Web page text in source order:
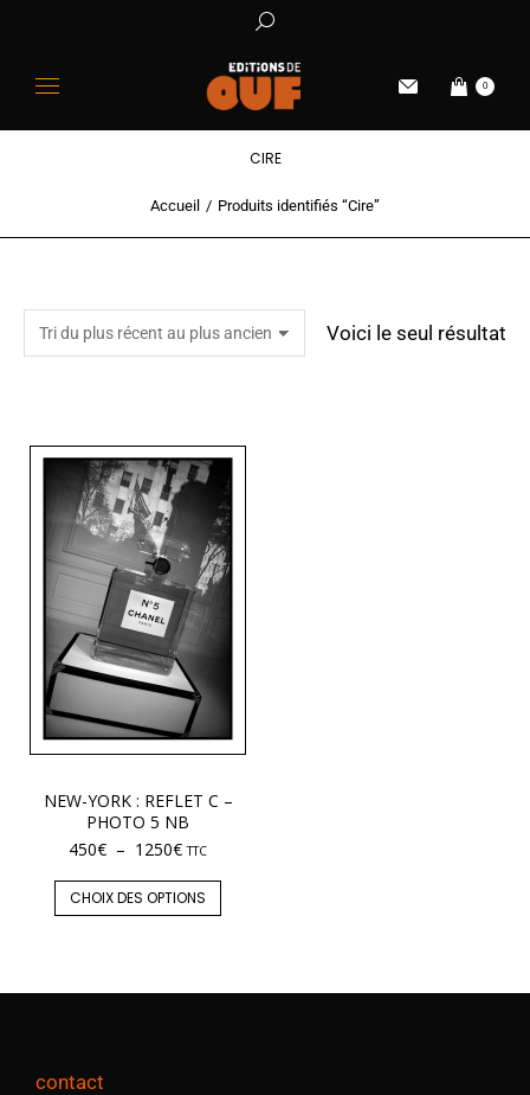
0
CIRE
Vous êtes ici :Accueil Produits identifiés “Cire”
Voici le seul résultat
NEW-YORK : REFLET C –
PHOTO 5 NB
450€ – 1250€ TTC
CHOIX DES OPTIONS
contact